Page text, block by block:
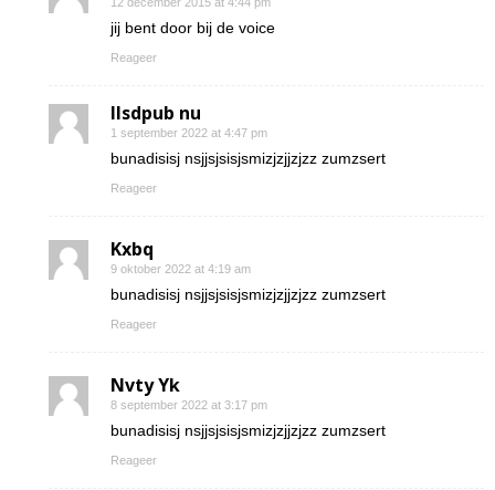
jij bent door bij de voice
Reageer
Ilsdpub nu
1 september 2022 at 4:47 pm
bunadisisj nsjjsjsisjsmizjzjjzjzz zumzsert
Reageer
Kxbq
9 oktober 2022 at 4:19 am
bunadisisj nsjjsjsisjsmizjzjjzjzz zumzsert
Reageer
Nvty Yk
8 september 2022 at 3:17 pm
bunadisisj nsjjsjsisjsmizjzjjzjzz zumzsert
Reageer